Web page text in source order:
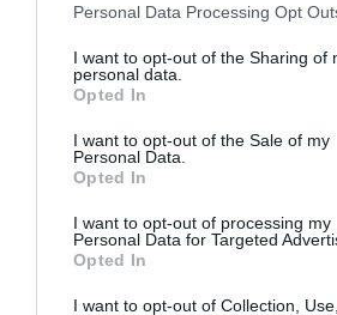
Please note that this website/app uses
not limited to your visit or usage
grant or deny consent to Google and
use your data for below specified
consent section.
Personal Data Processing Opt
I want to opt-out of the Sharing of
personal data.
Opted In
I want to opt-out of the Sale of my
Personal Data.
Opted In
I want to opt-out of processing my
Personal Data for Targeted
Opted In
I want to opt-out of Collection, Use,
ηλικία είναι αρκετά συχνά. Το 40% των
εμφανίζουν αιδοιοκολπίτιδα, με τη
κνησμού στα έξω γεννητικά όργανα.
έμμηνης ρύσης αποτελούν την πιο συχνή
προσέλευσης στο γιατρό κατά την
υπολογιστεί […]
05.02.2014 14:50